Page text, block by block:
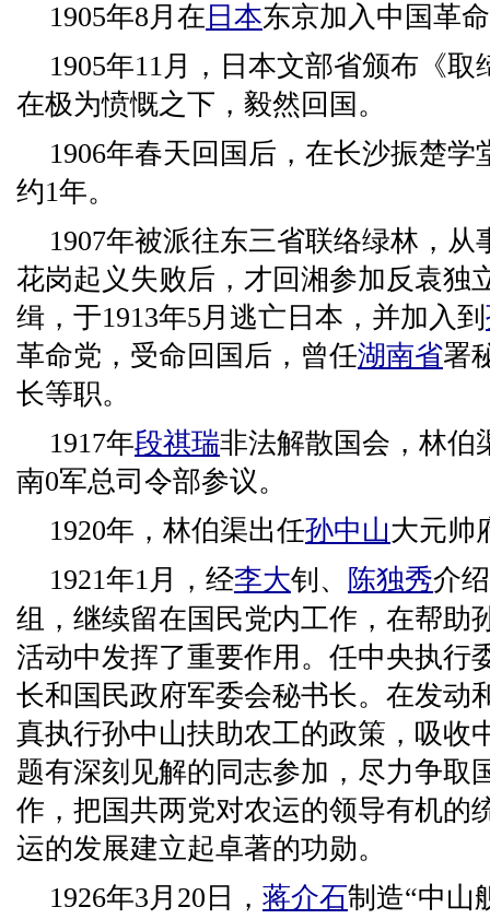
1905年8月在 日本东京加入中国革
1905年11月，日本文部省颁布《
在极为愤慨之下，毅然回国。
1906年春天回国后，在长沙振楚
约1年。
1907年被派往东三省联络绿林，
花岗起义失败后，才回湘参加反袁独
缉，于1913年5月逃亡日本，并加入到
革命党，受命回国后，曾任湖南省署
长等职。
1917年段祺瑞非法解散国会，林伯
南0军总司令部参议。
1920年，林伯渠出任孙中山大元帅
1921年1月，经李大钊、 陈独秀介
组，继续留在国民党内工作，在帮助
活动中发挥了重要作用。任中央执行
长和国民政府军委会秘书长。在发动
真执行孙中山扶助农工的政策，吸收
题有深刻见解的同志参加，尽力争取
作，把国共两党对农运的领导有机的
运的发展建立起卓著的功勋。
1926年3月20日， 蒋介石制造“中山